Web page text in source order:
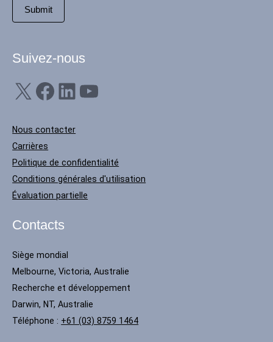
Suivez-nous
X Facebook LinkedIn YouTube
Nous contacter
Carrières
Politique de confidentialité
Conditions générales d'utilisation
Évaluation partielle
Contacts
Siège mondial
Melbourne, Victoria, Australie
Recherche et développement
Darwin, NT, Australie
Téléphone : +61 (03) 8759 1464